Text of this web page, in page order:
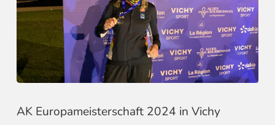
AK Europameisterschaft 2024 in Vichy